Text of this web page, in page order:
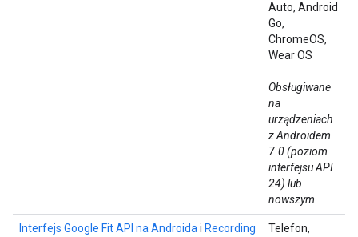
Auto, Android
Go,
ChromeOS,
Wear OS
Obsługiwane
na
urządzeniach
z Androidem
7.0 (poziom
interfejsu API
24) lub
nowszym.
Interfejs Google Fit API na Androida i Recording
Telefon,